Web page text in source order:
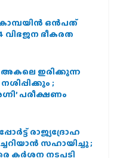
ഒന്‍പത്
ഭീകരത
അകലെ ഇരിക്കുന്ന
;
പരീക്ഷണം
രാജ്യദ്രോഹ
സഹായിച്ചു ;
കർശന നടപടി